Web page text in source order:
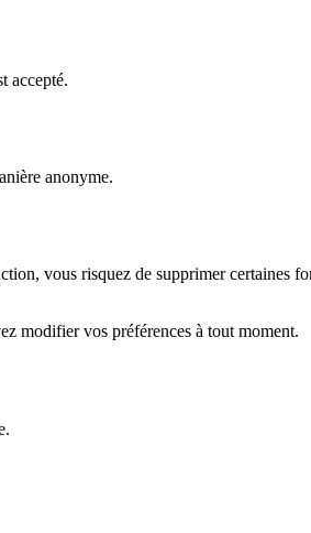
accepté.
anonyme.
vous risquez de supprimer certaines
modifier vos préférences à tout moment.